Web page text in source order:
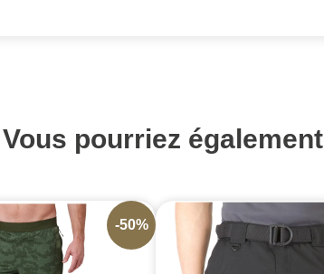
Vous pourriez également
-50%